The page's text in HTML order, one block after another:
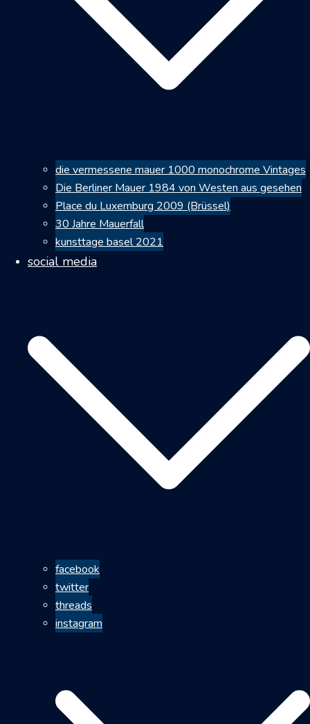
die vermessene mauer 1000 monochrome Vintages
Die Berliner Mauer 1984 von Westen aus gesehen
Place du Luxemburg 2009 (Brüssel)
30 Jahre Mauerfall
kunsttage basel 2021
social media
facebook
twitter
threads
instagram